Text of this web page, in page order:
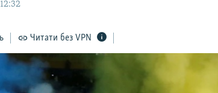
Читати без VPN